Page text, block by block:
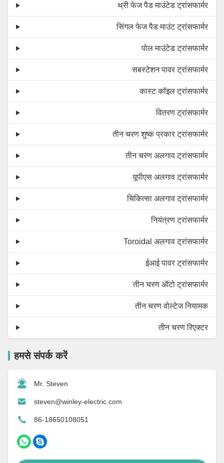
थ्री फेज पैड माउंटेड ट्रांसफार्मर
सिंगल फेज पैड माउंट ट्रांसफार्मर
पोल माउंटेड ट्रांसफार्मर
सबस्टेशन पावर ट्रांसफार्मर
कास्ट कॉइल ट्रांसफार्मर
वितरण ट्रांसफार्मर
तीन चरण शुष्क प्रकार ट्रांसफार्मर
तीन चरण अलगाव ट्रांसफार्मर
यूपीएस अलगाव ट्रांसफार्मर
चिकित्सा अलगाव ट्रांसफार्मर
नियंत्रण ट्रांसफार्मर
Toroidal अलगाव ट्रांसफार्मर
ईआई पावर ट्रांसफार्मर
तीन चरण ऑटो ट्रांसफार्मर
तीन चरण वोल्टेज नियामक
तीन चरण रिएक्टर
हमसे संपर्क करें
Mr. Steven
steven@winley-electric.com
86-18650108051